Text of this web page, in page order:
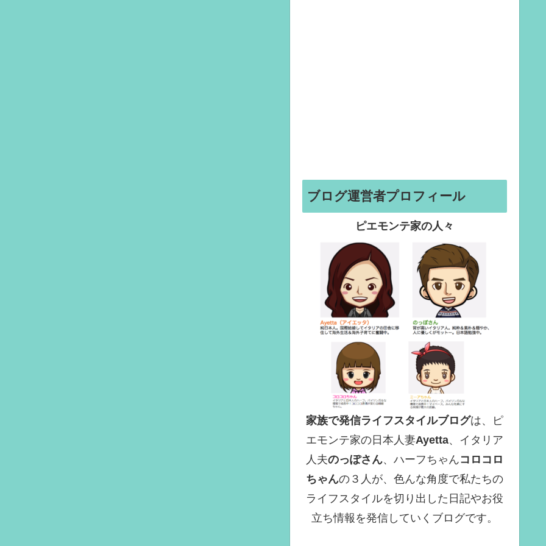
ブログ運営者プロフィール
ピエモンテ家の人々
家族で発信ライフスタイルブログは、ピ
エモンテ家の日本人妻Ayetta、イタリア
人夫のっぽさん、ハーフちゃんコロコロ
ちゃんの３人が、色んな角度で私たちの
ライフスタイルを切り出した日記やお役
立ち情報を発信していくブログです。